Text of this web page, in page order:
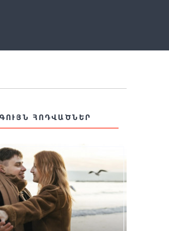
ՀՈԴՎԱԾՆԵՐ